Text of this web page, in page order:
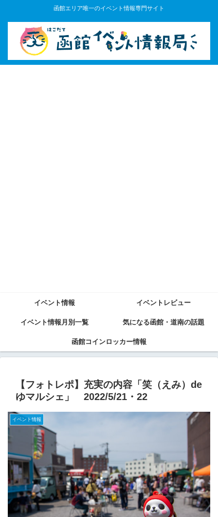
函館エリア唯一のイベント情報専門サイト
イベント情報 イベントレビュー
イベント情報月別一覧 気になる函館・道南の話題
函館コインロッカー情報
【フォトレポ】充実の内容「笑（えみ）de
ゆマルシェ」 2022/5/21・22
イベント情報